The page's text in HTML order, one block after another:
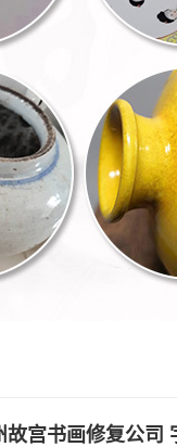
故宫书画修复公司